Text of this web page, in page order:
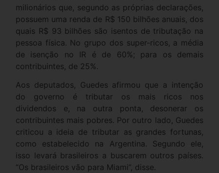
milionários que, segundo as próprias declarações,
possuem uma renda de R$ 150 bilhões anuais, dos
quais R$ 93 bilhões são isentos de tributação na
pessoa física. No grupo dos super-ricos, a média
de isenção no IR é de 60%; para os demais
contribuintes, de 25%.
Aos deputados, Guedes afirmou que a intenção
do governo é tributar os mais ricos nos
dividendos e, na outra ponta, desonerar os
contribuintes mais pobres. Por outro lado, Guedes
criticou a ideia de tributar as grandes fortunas,
como estabelecido na Argentina. Segundo ele,
isso levará brasileiros a buscarem outros países.
“Os brasileiros vão para Miami”, disse.